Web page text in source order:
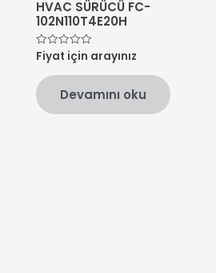
HVAC SÜRÜCÜ FC-
102N110T4E20H
5
üzerinden
oy
aldı
Fiyat için arayınız
Devamını oku